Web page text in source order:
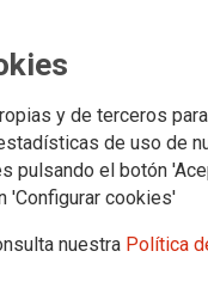
y de terceros
de uso de
pulsando el botón
'Configurar cookies'
nuestra Política